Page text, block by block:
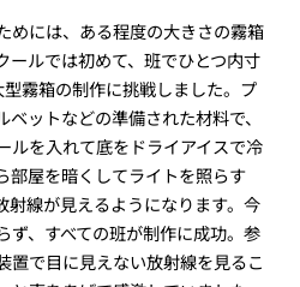
めには、ある程度の大きさの霧箱
ールでは初めて、班でひとつ内寸
霧箱の制作に挑戦しました。プ
ットなどの準備された材料で、
ルを入れて底をドライアイスで冷
部屋を暗くしてライトを照らす
射線が見えるようになります。今
ず、すべての班が制作に成功。参
置で目に見えない放射線を見るこ